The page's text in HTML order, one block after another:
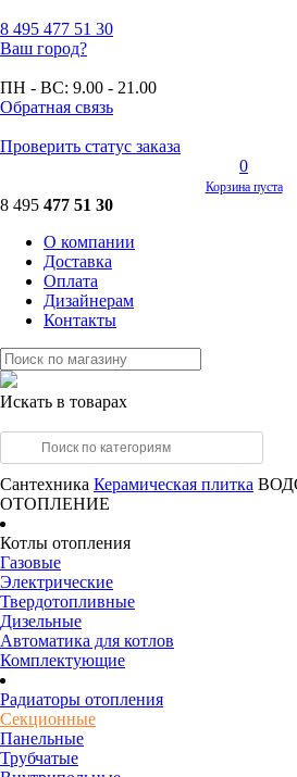
8 495 477 51 30
Ваш город?
ПН - ВС: 9.00 - 21.00
Обратная связь
Проверить статус заказа
0
Корзина пуста
8 495 477 51 30
О компании
Доставка
Оплата
Дизайнерам
Контакты
Искать в товарах
Сантехника Керамическая плитка
ОТОПЛЕНИЕ
Котлы отопления
Газовые
Электрические
Твердотопливные
Дизельные
Автоматика для котлов
Комплектующие
Радиаторы отопления
Секционные
Панельные
Трубчатые